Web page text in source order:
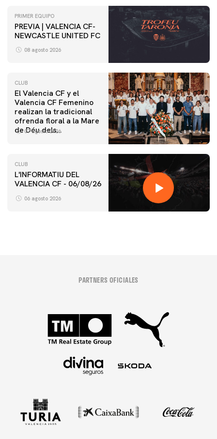
PRIMER EQUIPO
PREVIA | VALENCIA CF-
NEWCASTLE UNITED FC
08 agosto 2026
CLUB
El Valencia CF y el
Valencia CF Femenino
realizan la tradicional
ofrenda floral a la Mare
de Déu dels
07 agosto 2026
CLUB
L'INFORMATIU DEL
VALENCIA CF - 06/08/26
06 agosto 2026
PARTNERS OFICIALES